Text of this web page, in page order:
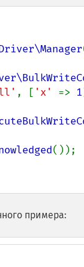
, [ 'x' => 1
());
примера: